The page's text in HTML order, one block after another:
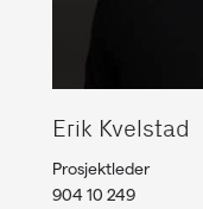
Erik Kvelstad
Prosjektleder
904 10 249